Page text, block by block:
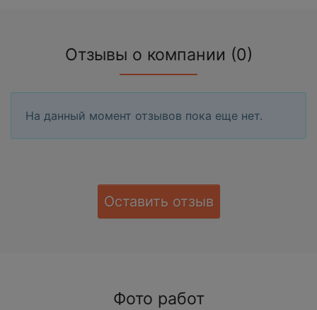
Отзывы о компании (0)
На данный момент отзывов пока еще нет.
Оставить отзыв
Фото работ